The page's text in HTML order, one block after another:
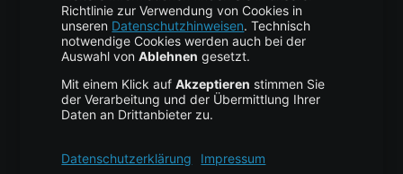
Cloud Storage
Cloud Anbieter
Leitfaden & Übersicht